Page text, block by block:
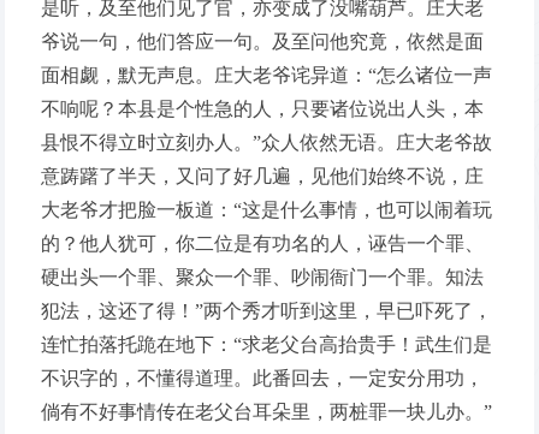
是听，及至他们见了官，亦变成了没嘴葫芦。庄大老
爷说一句，他们答应一句。及至问他究竟，依然是面
面相觑，默无声息。庄大老爷诧异道：“怎么诸位一声
不响呢？本县是个性急的人，只要诸位说出人头，本
县恨不得立时立刻办人。”众人依然无语。庄大老爷故
意踌躇了半天，又问了好几遍，见他们始终不说，庄
大老爷才把脸一板道：“这是什么事情，也可以闹着玩
的？他人犹可，你二位是有功名的人，诬告一个罪、
硬出头一个罪、聚众一个罪、吵闹衙门一个罪。知法
犯法，这还了得！”两个秀才听到这里，早已吓死了，
连忙拍落托跪在地下：“求老父台高抬贵手！武生们是
不识字的，不懂得道理。此番回去，一定安分用功，
倘有不好事情传在老父台耳朵里，两桩罪一块儿办。”